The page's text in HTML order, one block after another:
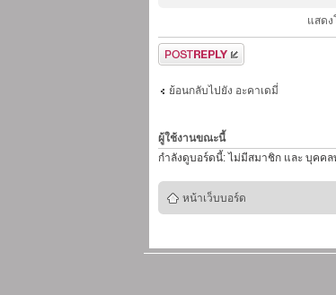
แสดง
ตอบกระทู้
ย้อนกลับไปยัง อะคาเดมี่
ผู้ใช้งานขณะนี้
กำลังดูบอร์ดนี้: ไม่มีสมาชิก และ บุคค
หน้าเว็บบอร์ด